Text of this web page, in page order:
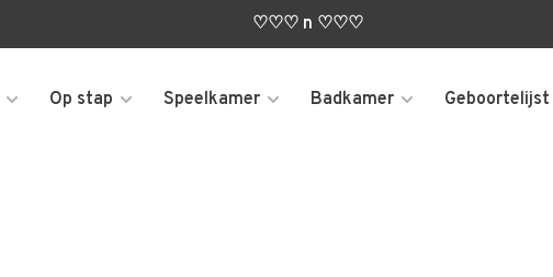
♡♡♡ n ♡♡♡
Op stap Speelkamer Badkamer Geboortelijst